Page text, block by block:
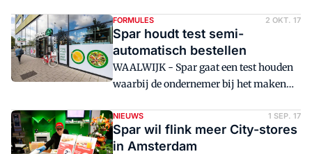
formuleloze supermarkten.
FORMULES 2 OKT. 17
Spar houdt test semi-
automatisch bestellen
WAALWIJK - Spar gaat een test houden
waarbij de ondernemer bij het maken
hoeveelheid krijgt.
NIEUWS 1 SEP. 17
Spar wil flink meer City-stores
in Amsterdam